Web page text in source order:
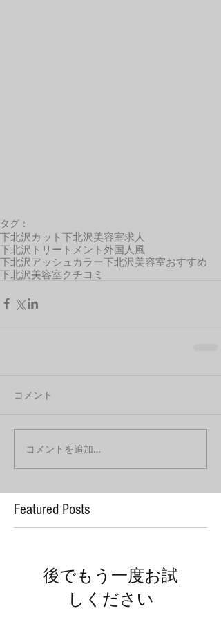
タグ：
下北沢カット 下北沢美容室求人
下北沢トリートメント 外国人風
下北沢アッシュカラー下北沢美容室おすすめ
下北沢美容室クチコミ
コメント
コメントを追加…
Featured Posts
後でもう一度お試
しください